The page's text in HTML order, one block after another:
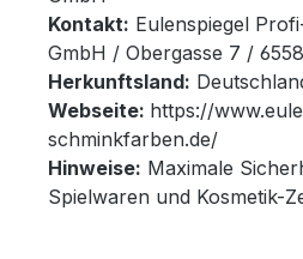
Kontakt: Eulenspiegel
GmbH / Obergasse 7 /
Herkunftsland:
Webseite: https://
schminkfarben.de/
Hinweise: Maximale
Spielwaren und Kosmetik-